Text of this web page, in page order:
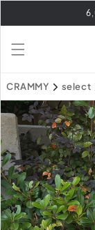
コンテ
進む
CRAMMY select